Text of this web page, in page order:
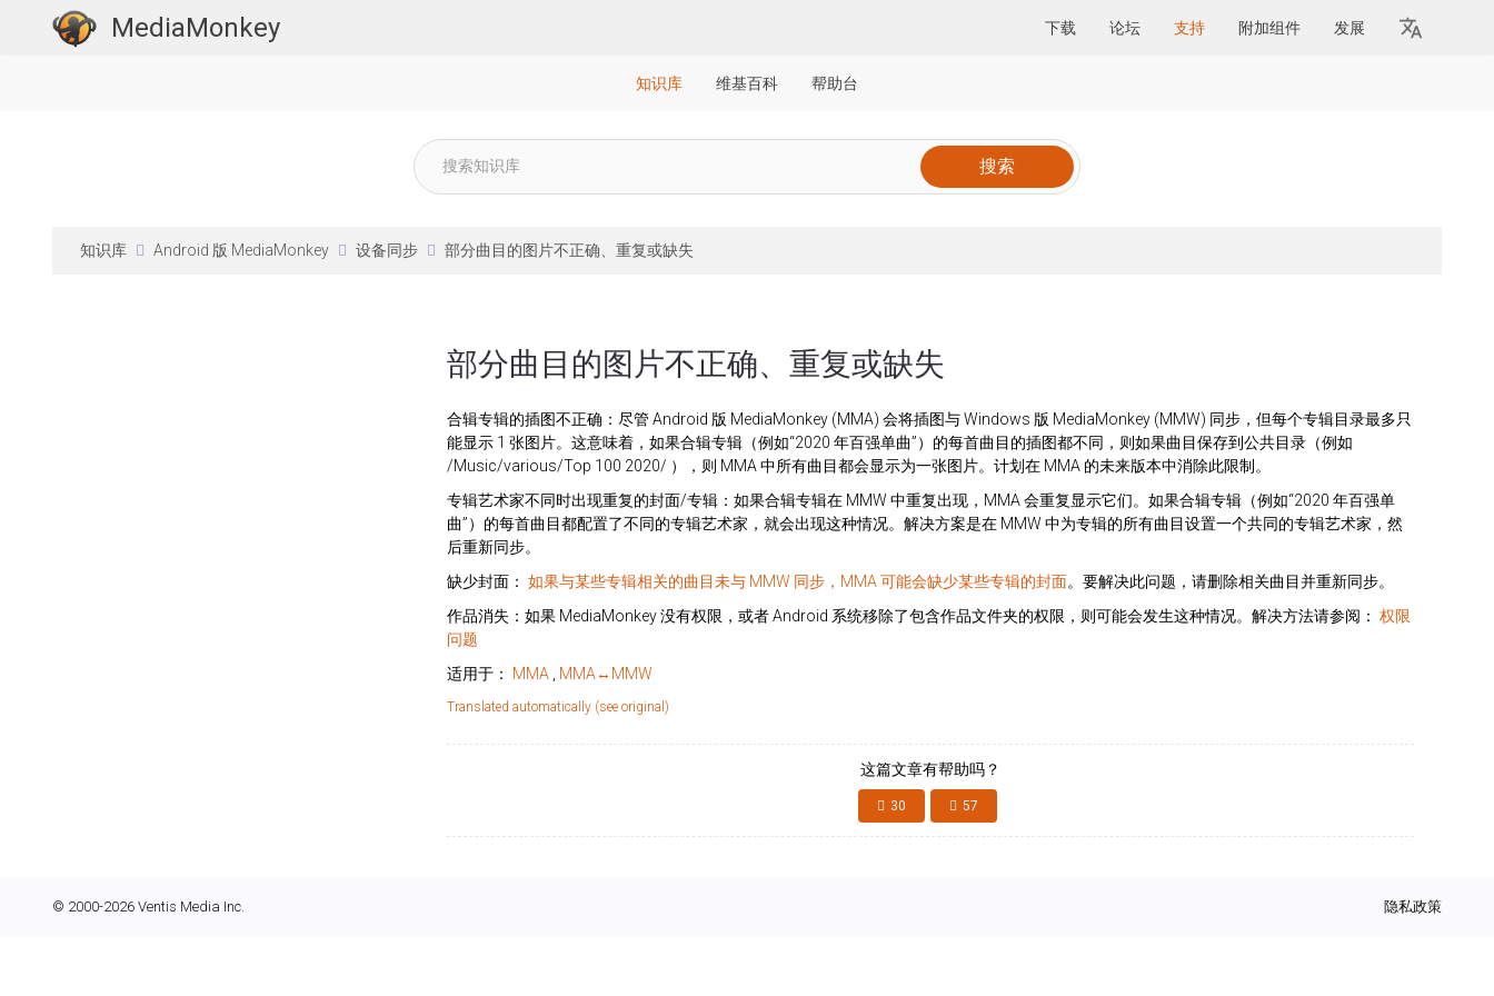
MediaMonkey 下载 论坛 支持 附加组件 发展
知识库 维基百科 帮助台
知识库 Android 版 MediaMonkey 设备同步 部分曲目的图片不正确、重复或缺失
部分曲目的图片不正确、重复或缺失
合辑专辑的插图不正确：尽管 Android 版 MediaMonkey (MMA) 会将插图与 Windows 版 MediaMonkey (MMW) 同步，但每个专辑目录最多只
能显示 1 张图片。这意味着，如果合辑专辑（例如“2020 年百强单曲”）的每首曲目的插图都不同，则如果曲目保存到公共目录（例如
/Music/various/Top 100 2020/ ），则 MMA 中所有曲目都会显示为一张图片。计划在 MMA 的未来版本中消除此限制。
专辑艺术家不同时出现重复的封面/专辑：如果合辑专辑在 MMW 中重复出现，MMA 会重复显示它们。如果合辑专辑（例如“2020 年百强单
曲”）的每首曲目都配置了不同的专辑艺术家，就会出现这种情况。解决方案是在 MMW 中为专辑的所有曲目设置一个共同的专辑艺术家，然
后重新同步。
缺少封面： 如果与某些专辑相关的曲目未与 MMW 同步，MMA 可能会缺少某些专辑的封面。要解决此问题，请删除相关曲目并重新同步。
作品消失：如果 MediaMonkey 没有权限，或者 Android 系统移除了包含作品文件夹的权限，则可能会发生这种情况。解决方法请参阅： 权限
问题
适用于： MMA MMA↔MMW
Translated automatically (see original)
这篇文章有帮助吗？
30 57
© 2000-2026 Ventis Media Inc. 隐私政策